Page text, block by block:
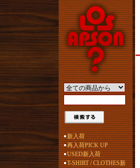
新入荷
再入荷PICK UP
USED新入荷
T-SHIRT / CLOTHES新